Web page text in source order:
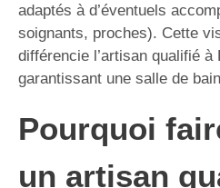
adaptés à d’éventuels
soignants, proches). Cette
différencie l’artisan qualifié à
garantissant une salle de
Pourquoi
un artisan